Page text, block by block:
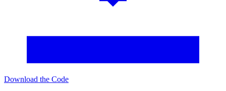
Download the Code